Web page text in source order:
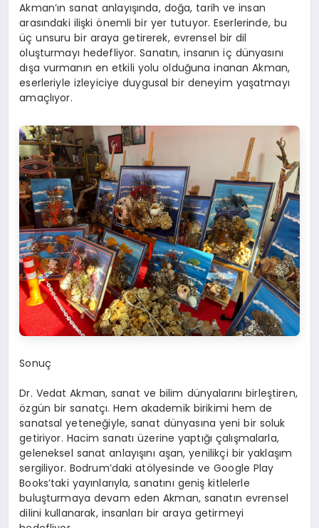
Akman’ın sanat anlayışında, doğa, tarih ve insan
arasındaki ilişki önemli bir yer tutuyor. Eserlerinde, bu
üç unsuru bir araya getirerek, evrensel bir dil
oluşturmayı hedefliyor. Sanatın, insanın iç dünyasını
dışa vurmanın en etkili yolu olduğuna inanan Akman,
eserleriyle izleyiciye duygusal bir deneyim yaşatmayı
amaçlıyor.
Sonuç
Dr. Vedat Akman, sanat ve bilim dünyalarını birleştiren,
özgün bir sanatçı. Hem akademik birikimi hem de
sanatsal yeteneğiyle, sanat dünyasına yeni bir soluk
getiriyor. Hacim sanatı üzerine yaptığı çalışmalarla,
geleneksel sanat anlayışını aşan, yenilikçi bir yaklaşım
sergiliyor. Bodrum’daki atölyesinde ve Google Play
Books’taki yayınlarıyla, sanatını geniş kitlelerle
buluşturmaya devam eden Akman, sanatın evrensel
dilini kullanarak, insanları bir araya getirmeyi